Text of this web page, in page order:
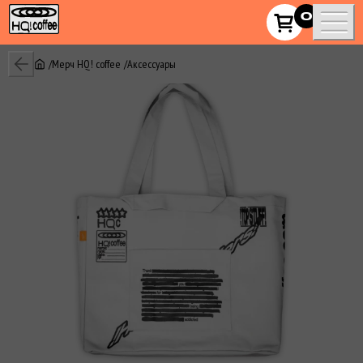
HQ!_coffee
0
Мерч HQ! сoffee Аксессуары